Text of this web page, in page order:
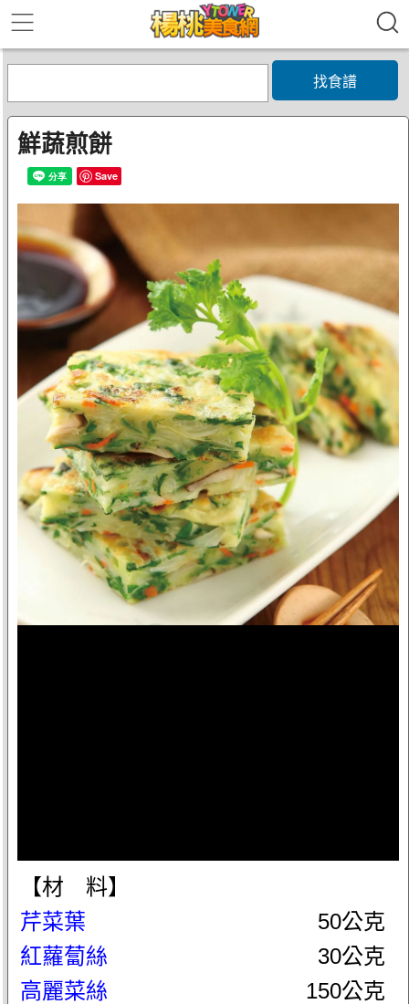
找食譜
鮮蔬煎餅
Save
【材 料】
芹菜葉
50公克
紅蘿蔔絲
30公克
高麗菜絲
150公克